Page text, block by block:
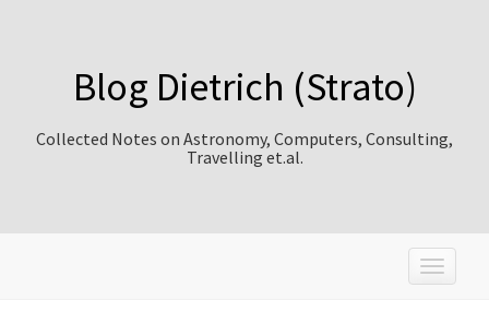
Blog Dietrich (Strato)
Collected Notes on Astronomy, Computers, Consulting,
Travelling et.al.
T
o